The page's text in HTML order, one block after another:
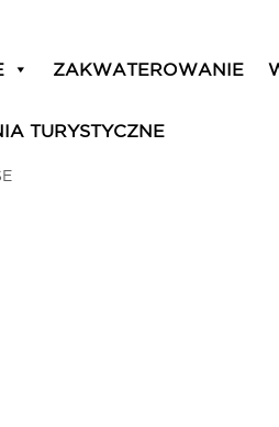
ZAKWATEROWANIE
TURYSTYCZNE